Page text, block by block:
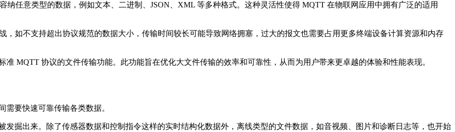
纳任意类型的数据，例如文本、二进制、JSON、XML 等多种格式。这种灵活性使得 MQTT 在物联网应用中拥有广泛的适用
，如不支持超出协议规范的数据大小，传输时间较长可能导致网络拥塞，过大的报文也需要占用更多终端设备计算资源和内存
准 MQTT 协议的文件传输功能。此功能旨在优化大文件传输的效率和可靠性，从而为用户带来更卓越的体验和性能表现。
要快速可靠传输各类数据。
发掘出来。除了传感器数据和控制指令这样的实时结构化数据外，离线类型的文件数据，如音视频、图片和诊断日志等，也开始